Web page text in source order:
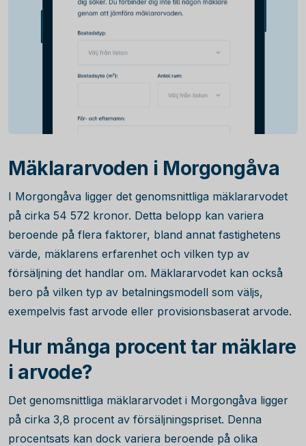
Mäklararvoden i Morgongåva
I Morgongåva ligger det genomsnittliga mäklararvodet
på cirka 54 572 kronor. Detta belopp kan variera
beroende på flera faktorer, bland annat fastighetens
värde, mäklarens erfarenhet och vilken typ av
försäljning det handlar om. Mäklararvodet kan också
bero på vilken typ av betalningsmodell som väljs,
exempelvis fast arvode eller provisionsbaserat arvode.
Hur många procent tar mäklare
i arvode?
Det genomsnittliga mäklararvodet i Morgongåva ligger
på cirka 3,8 procent av försäljningspriset. Denna
procentsats kan dock variera beroende på olika